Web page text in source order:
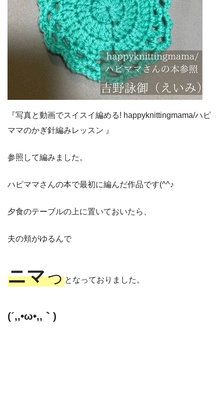
『写真と動画でスイスイ編める! happyknittingmama/ハピ
ママのかぎ針編みレッスン 』
参照して編みました。
ハピママさんの本で最初に編んだ作品です(^^♪
夕食のテーブルの上に置いておいたら、
夫の頬がゆるんで
ニマっとなっておりました。
(´,,•ω•,,｀)